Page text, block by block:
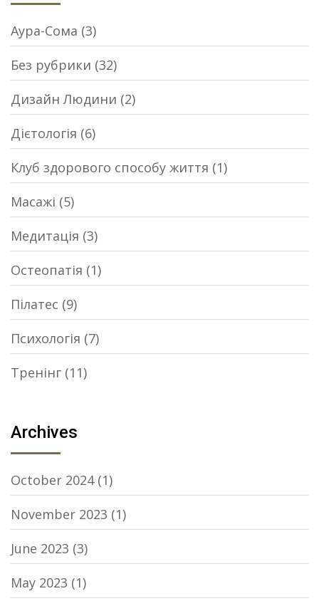
Аура-Сома (3)
Без рубрики (32)
Дизайн Людини (2)
Дієтологія (6)
Клуб здорового способу життя (1)
Масажі (5)
Медитація (3)
Остеопатія (1)
Пілатес (9)
Психологія (7)
Тренінг (11)
Archives
October 2024(1)
November 2023 (1)
June 2023 (3)
May 2023 (1)